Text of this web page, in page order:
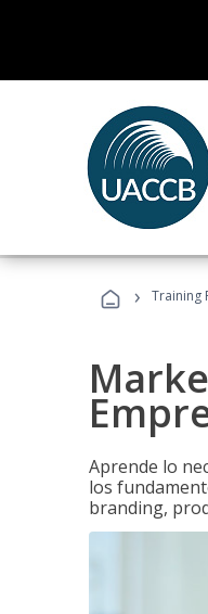
› Training
Aprende lo
los
branding,